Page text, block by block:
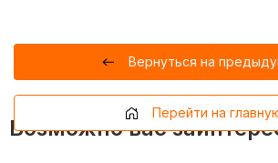
Вернуться на
Перейти на
Возможно вас